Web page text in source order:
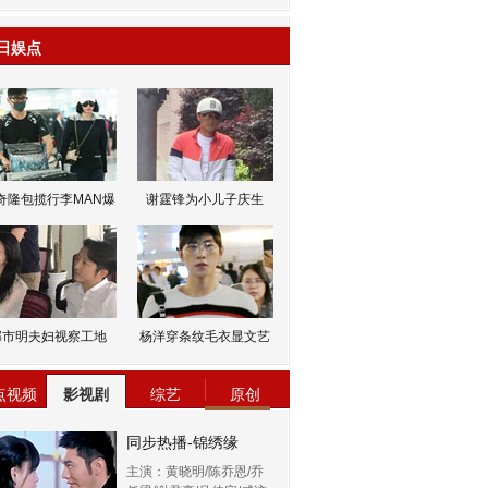
娱点
隆包揽行李MAN爆 谢霆锋为小儿子庆生
明夫妇视察工地 杨洋穿条纹毛衣显文艺
视频 影视剧 综艺 原创
同步热播-锦绣缘
主演：黄晓明/陈乔恩/乔